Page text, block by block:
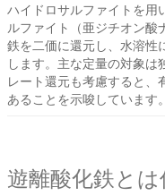
ハイドロサルファイトを用
ルファイト（亜ジチオン酸
鉄を二価に還元し、水溶性
します。主な定量の対象は
レート還元も考慮すると、
あることを示唆しています。
遊離酸化鉄とは